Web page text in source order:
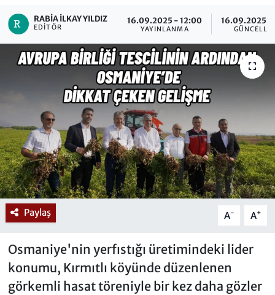
RABIA İLKAY YILDIZ
EDITÖR
16.09.2025 - 12:00
YAYINLANMA
16.09.2025 -
Paylaş A- A+
Osmaniye'nin yerfıstığı üretimindeki lider
konumu, Kırmıtlı köyünde düzenlenen
görkemli hasat töreniyle bir kez daha gözler